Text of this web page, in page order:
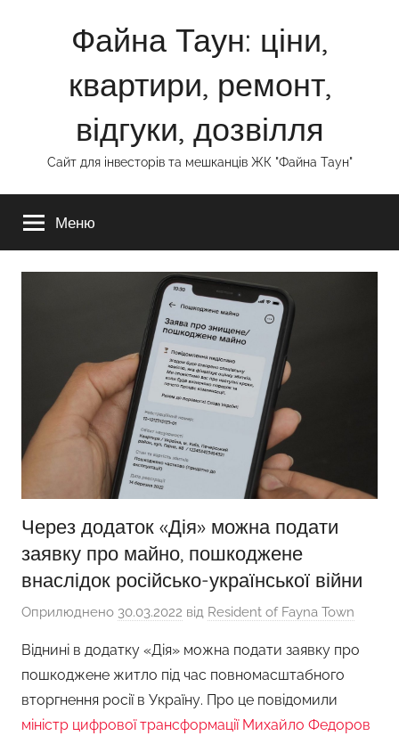
Файна Таун: ціни,
квартири, ремонт,
відгуки, дозвілля
Сайт для інвесторів та мешканців ЖК "Файна Таун"
Меню
Через додаток «Дія» можна подати
заявку про майно, пошкоджене
внаслідок російсько-української війни
Оприлюднено 30.03.2022 від Resident of Fayna Town
Віднині в додатку «Дія» можна подати заявку про
пошкоджене житло під час повномасштабного
вторгнення росії в Україну. Про це повідомили
міністр цифрової трансформації Михайло Федоров